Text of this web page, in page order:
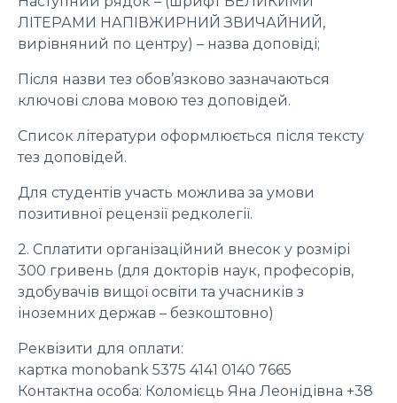
ЛІТЕРАМИ НАПІВЖИРНИЙ ЗВИЧАЙНИЙ,
вирівняний по центру) – назва доповіді;
Після назви тез обов’язково зазначаються
ключові слова мовою тез доповідей.
Список літератури оформлюється після тексту
тез доповідей.
Для студентів участь можлива за умови
позитивної рецензії редколегії.
2. Сплатити організаційний внесок у розмірі
300 гривень (для докторів наук, професорів,
здобувачів вищої освіти та учасників з
іноземних держав – безкоштовно)
Реквізити для оплати:
картка monobank 5375 4141 0140 7665
Контактна особа: Коломієць Яна Леонідівна +38